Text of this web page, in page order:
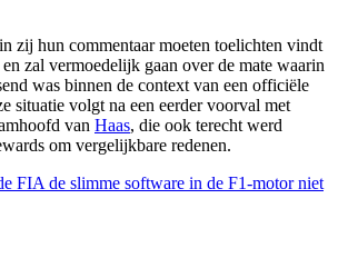
zij hun commentaar moeten toelichten vindt
zal vermoedelijk gaan over de mate waarin
was binnen de context van een officiële
situatie volgt na een eerder voorval met
van Haas, die ook terecht werd
om vergelijkbare redenen.
FIA de slimme software in de F1-motor niet